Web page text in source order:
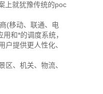
上就犹豫传统的poc
(移动、联通、电
和*的调度系统，
提供更人性化、
、机关、物流、